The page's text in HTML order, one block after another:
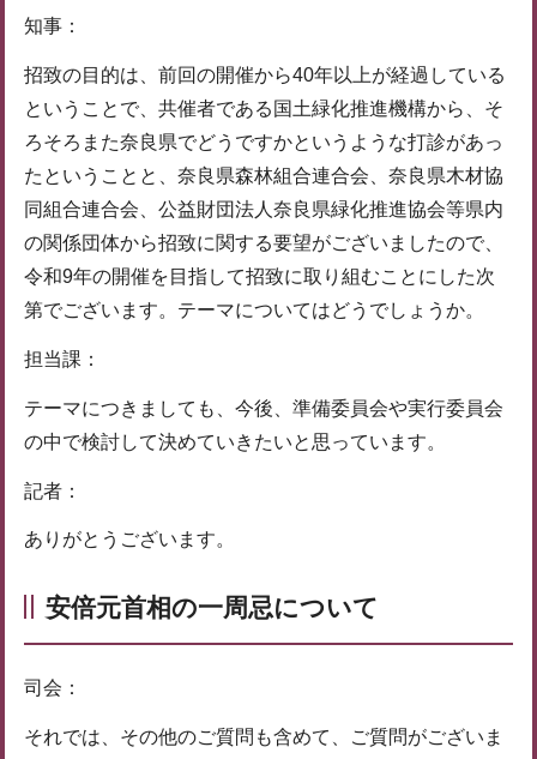
知事：
招致の目的は、前回の開催から40年以上が経過している
ということで、共催者である国土緑化推進機構から、そ
ろそろまた奈良県でどうですかというような打診があっ
たということと、奈良県森林組合連合会、奈良県木材協
同組合連合会、公益財団法人奈良県緑化推進協会等県内
の関係団体から招致に関する要望がございましたので、
令和9年の開催を目指して招致に取り組むことにした次
第でございます。テーマについてはどうでしょうか。
担当課：
テーマにつきましても、今後、準備委員会や実行委員会
の中で検討して決めていきたいと思っています。
記者：
ありがとうございます。
安倍元首相の一周忌について
司会：
それでは、その他のご質問も含めて、ご質問がございま